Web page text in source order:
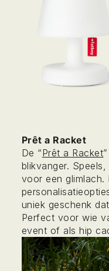
Prêt a Racket
De “Prêt a Racket
blikvanger.
voor een glimlach.
uniek geschenk
Perfect voor wie
event of als hip